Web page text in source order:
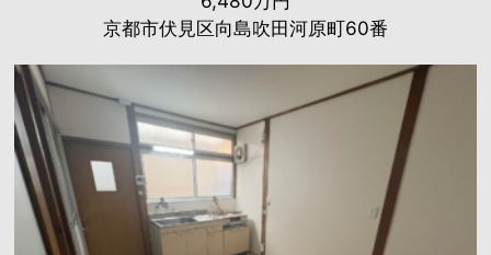
京都市伏見区向島吹田河原町60番